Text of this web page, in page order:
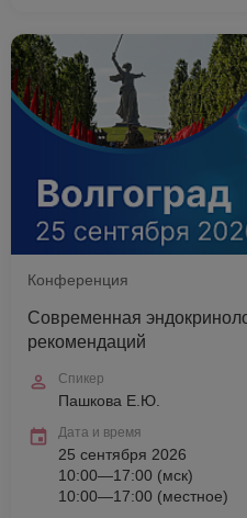
Конференция
Современная
рекомендаций
Спикер
Пашкова Е.Ю.
Дата и время
25 сентября 2026
10:00—17:00 (мск)
10:00—17:00 (местное)